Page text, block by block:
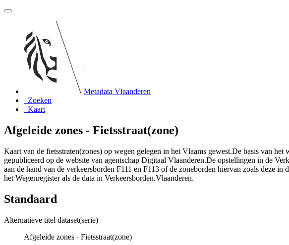
Metadata Vlaanderen
Zoeken
Kaart
Afgeleide zones - Fietsstraat(zone)
Kaart van de fietsstraten(zones) op wegen gelegen in het Vlaams gewest.De basis van
gepubliceerd op de website van agentschap Digitaal Vlaanderen.De opstellingen in de
aan de hand van de verkeersborden F111 en F113 of de zoneborden hiervan zoals deze
het Wegenregister als de data in Verkeersborden.Vlaanderen.
Standaard
Alternatieve titel dataset(serie)
Afgeleide zones - Fietsstraat(zone)